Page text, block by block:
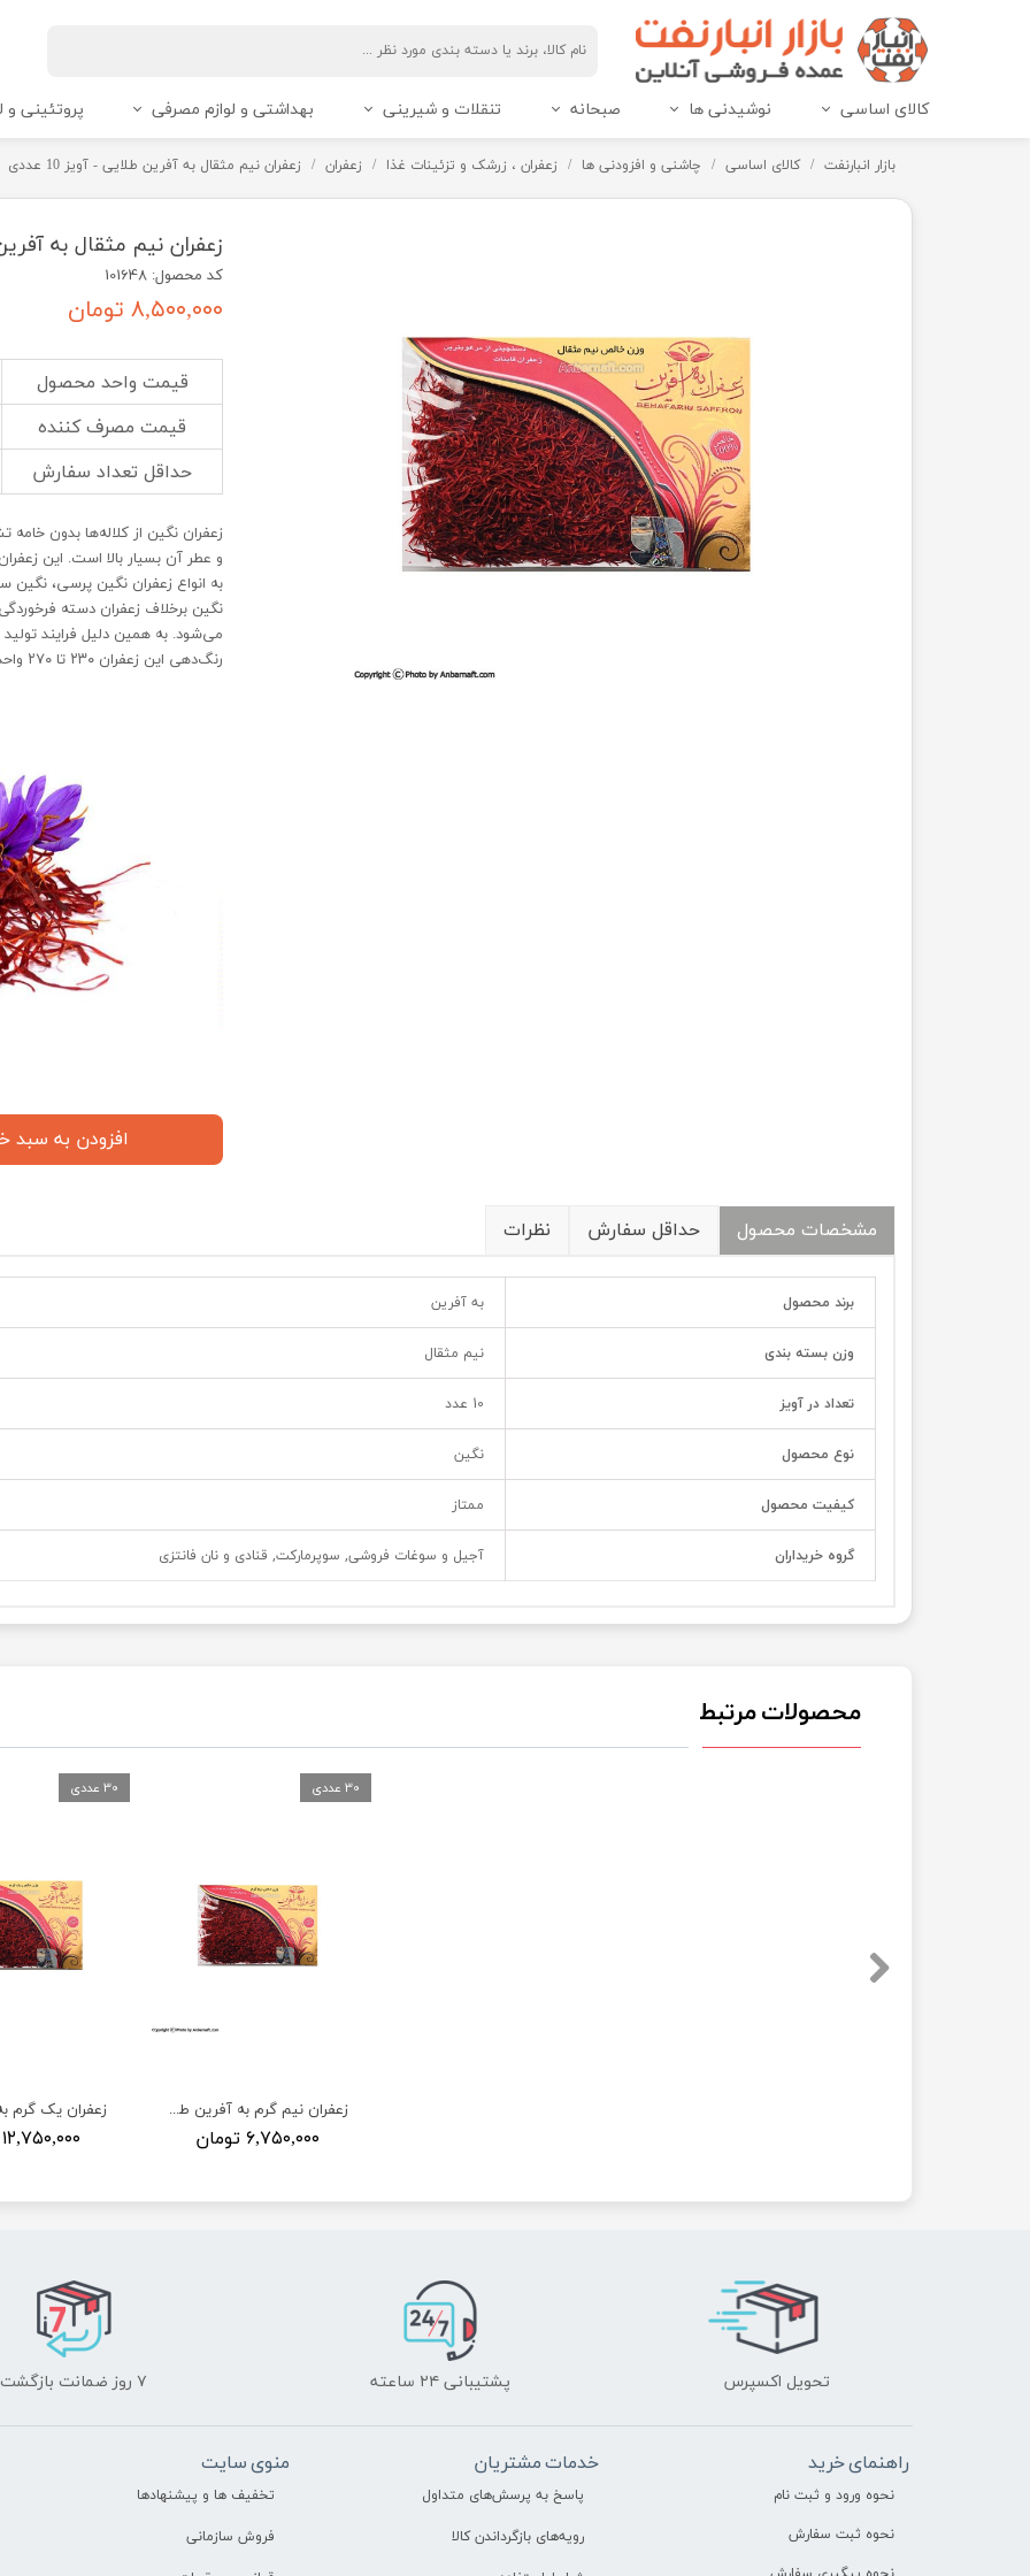
کالای اساسی نوشیدنی ها صبحانه تنقلات و شیرینی بهداشتی و لوازم مصرفی پروتئینی و
بازار انبارنفت کالای اساسی چاشنی و افزودنی ها زعفران ، زرشک و تزئینات غذا زعفران زعفران نیم مثقال به آفرین طلایی - آویز 10 عددی
زعفران نیم مثقال به آفرین
کد محصول: 101648
۸,۵۰۰,۰۰۰ تومان
قیمت واحد محصول
قیمت مصرف کننده
حداقل تعداد سفارش
زعفران نگین از کلاله‌ها بدون
و عطر آن بسیار بالا است. این
به انواع زعفران نگین پرسی،
نگین برخلاف زعفران دسته
می‌شود. به همین دلیل فرایند تولید
رنگ‌دهی این زعفران ۲۳۰ تا ۲۷۰ واحد است.
افزودن به سبد
مشخصات محصول حداقل سفارش نظرات
برند محصول به آفرین
وزن بسته بندی نیم مثقال
تعداد در آویز 10 عدد
نوع محصول نگین
کیفیت محصول ممتاز
گروه خریداران آجیل و سوغات فروشی, سوپرمارکت, قنادی و نان فانتزی
محصولات مرتبط
۱۲,۷۵۰,۰۰۰ تومان
30 عددی
زعفران نیم گرم به آفرین طلایی - آویز 30 عددی
۶,۷۵۰,۰۰۰ تومان
30 عددی
تحویل اکسپرس پشتیبانی ۲۴ ساعته ۷ روز ضمانت بازگشت
راهنمای خرید
نحوه ورود و ثبت نام
نحوه ثبت سفارش
خدمات مشتریان
پاسخ به پرسش‌های متداول
رویه‌های بازگرداندن کالا
منوی سایت
تخفیف ها و پیشنهادها
فروش سازمانی